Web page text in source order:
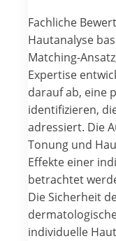
Fachliche
Hautanalyse
Matching-
Expertise
darauf ab, eine
identifizieren,
adressiert. Die
Tonung und
Effekte einer
betrachtet
Die Sicherheit
individuelle